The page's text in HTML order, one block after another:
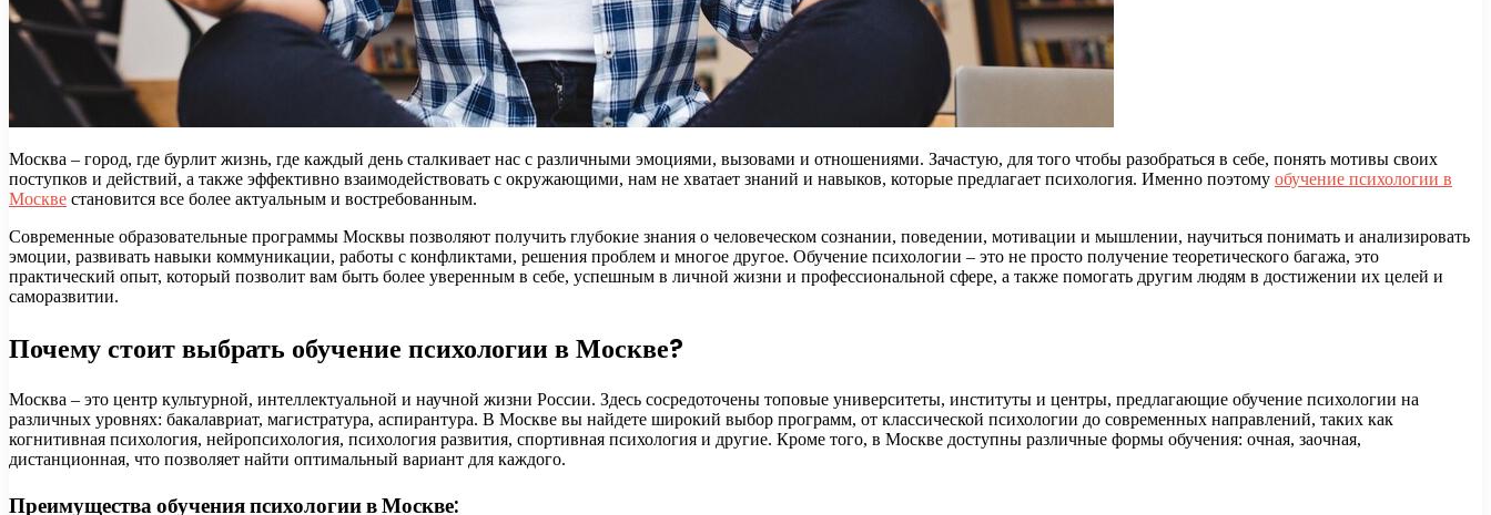
Москва – город, где бурлит жизнь, где каждый день сталкивает нас с различными эмоциями, вызовами и отношениями. Зачастую, для того чтобы разобраться в себе, понять мотивы своих
поступков и действий, а также эффективно взаимодействовать с окружающими, нам не хватает знаний и навыков, которые предлагает психология. Именно поэтому обучение психологии в
Москве становится все более актуальным и востребованным.
Современные образовательные программы Москвы позволяют получить глубокие знания о человеческом сознании, поведении, мотивации и мышлении, научиться понимать и анализировать
эмоции, развивать навыки коммуникации, работы с конфликтами, решения проблем и многое другое. Обучение психологии – это не просто получение теоретического багажа, это
практический опыт, который позволит вам быть более уверенным в себе, успешным в личной жизни и профессиональной сфере, а также помогать другим людям в достижении их целей и
саморазвитии.
Почему стоит выбрать обучение психологии в Москве?
Москва – это центр культурной, интеллектуальной и научной жизни России. Здесь сосредоточены топовые университеты, институты и центры, предлагающие обучение психологии на
различных уровнях: бакалавриат, магистратура, аспирантура. В Москве вы найдете широкий выбор программ, от классической психологии до современных направлений, таких как
когнитивная психология, нейропсихология, психология развития, спортивная психология и другие. Кроме того, в Москве доступны различные формы обучения: очная, заочная,
дистанционная, что позволяет найти оптимальный вариант для каждого.
Преимущества обучения психологии в Москве: